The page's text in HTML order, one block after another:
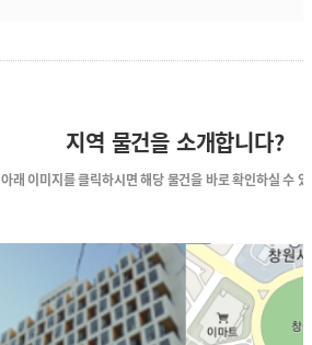
지역 물건을 소개합니다?
아래 이미지를 클릭하시면해당 물건을 바로 확인하실 수